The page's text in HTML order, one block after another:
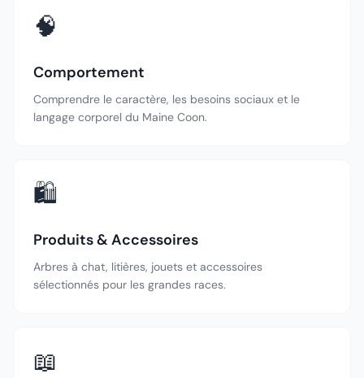
🧠
Comportement
Comprendre le caractère, les besoins sociaux et le
langage corporel du Maine Coon.
🛍️
Produits & Accessoires
Arbres à chat, litières, jouets et accessoires
sélectionnés pour les grandes races.
📖